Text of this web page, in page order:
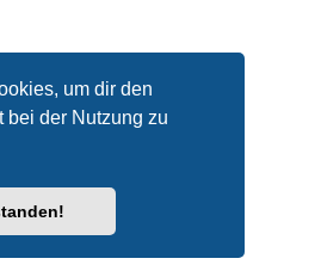
um dir den
bei der Nutzung zu